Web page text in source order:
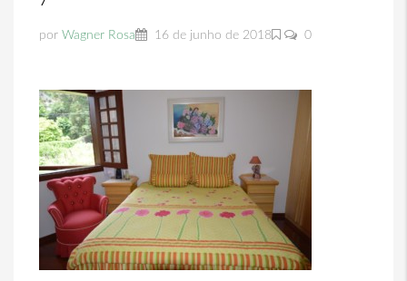
por Wagner Rosa 16 de junho de 2018 0